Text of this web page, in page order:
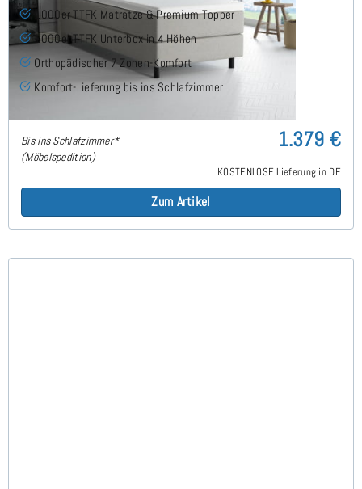
1000er TTFK Matratze & Premium Topper
1000er TTFK Unterbox in 4 Höhen
Orthopädischer 7 Zonen-Komfort
Komfort-Lieferung bis ins Schlafzimmer
Bis ins Schlafzimmer*
(Möbelspedition)
1.379 €
KOSTENLOSE Lieferung in DE
Zum Artikel